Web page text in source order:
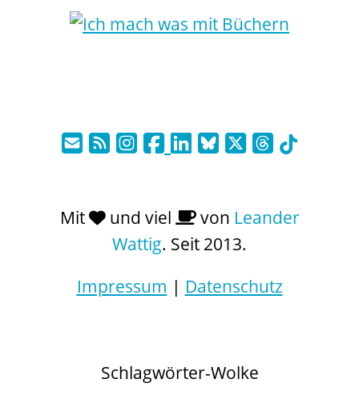
Mit und viel von Leander
Wattig. Seit 2013.
Impressum | Datenschutz
Schlagwörter-Wolke